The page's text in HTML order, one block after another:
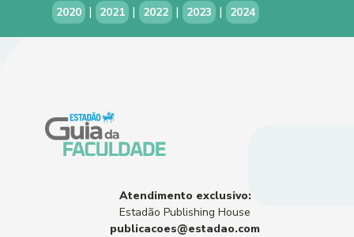
2020 | 2021 | 2022 | 2023 | 2024
Atendimento exclusivo:
Estadão Publishing House
publicacoes@estadao.com